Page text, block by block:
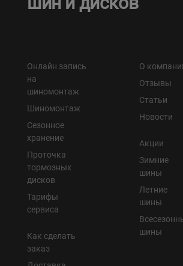
Онлайн запись
на
шиномонтаж
Шиномонтаж
Сезонное
хранение
Проточка
тормозных
дисков
Тарифы
сервиса
Как сделать
заказ
О
Отзывы
Статьи
Новости
Акции
Зимние
шины
Летние
шины
шины